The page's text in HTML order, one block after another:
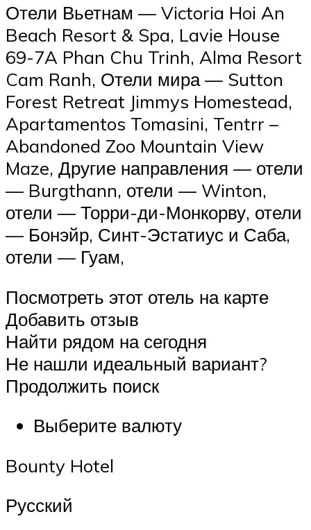
Отели Вьетнам — Victoria Hoi An
Beach Resort & Spa, Lavie House
69-7A Phan Chu Trinh, Alma Resort
Cam Ranh, Отели мира — Sutton
Forest Retreat Jimmys Homestead,
Apartamentos Tomasini, Tentrr –
Abandoned Zoo Mountain View
Maze, Другие направления — отели
— Burgthann, отели — Winton,
отели — Торри-ди-Монкорву, отели
— Бонэйр, Синт-Эстатиус и Саба,
отели — Гуам,
Посмотреть этот отель на карте
Добавить отзыв
Найти рядом на сегодня
Не нашли идеальный вариант?
Продолжить поиск
Выберите валюту
Bounty Hotel
Русский